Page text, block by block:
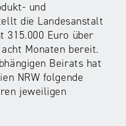
und
die Landesanstalt
315.000 Euro über
Monaten bereit.
Beirats hat
NRW folgende
jeweiligen